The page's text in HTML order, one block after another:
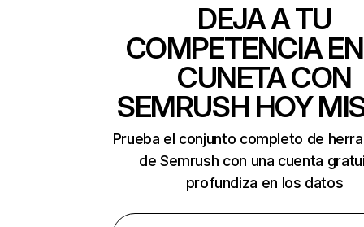
DEJA A TU
COMPETENCIA
CUNETA CON
SEMRUSH HOY
Prueba el conjunto completo de
de Semrush con una cuenta
profundiza en los datos